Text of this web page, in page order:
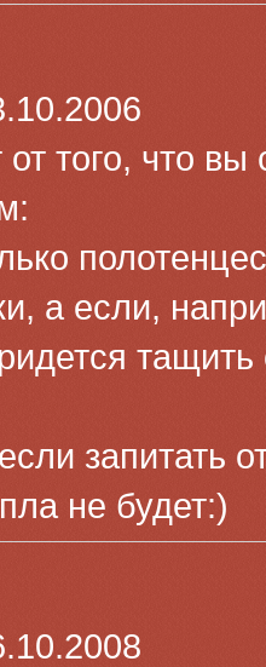
от того, что
а если,
запитать
не будет:)